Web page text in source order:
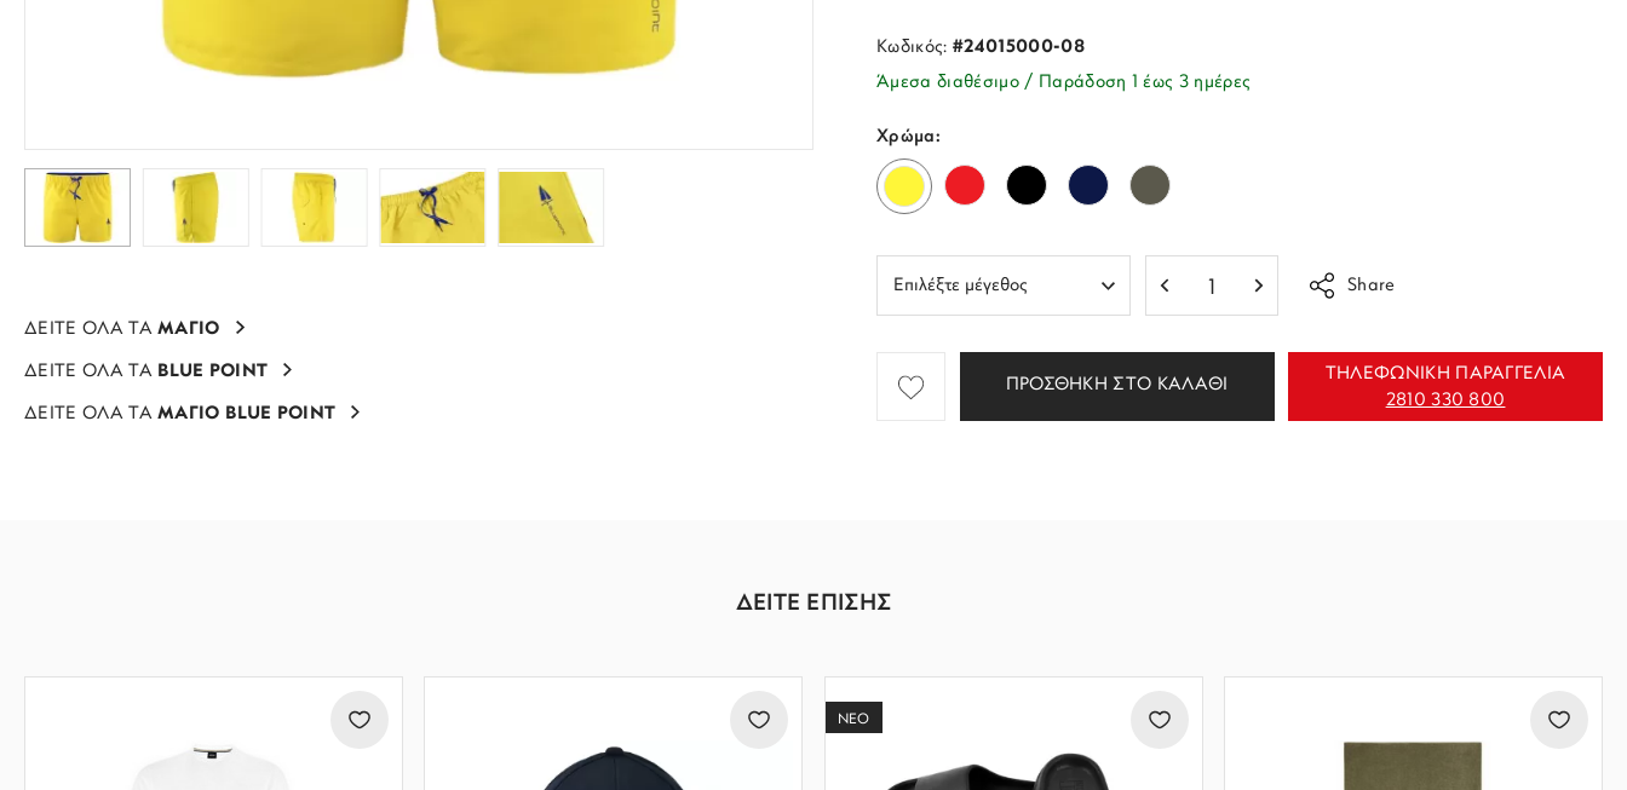
ΔΕΙΤΕ ΟΛΑ ΤΑΜΑΓΙΟ
ΔΕΙΤΕ ΟΛΑ ΤΑ BLUE POINT
ΔΕΙΤΕ ΟΛΑ ΤΑΜΑΓΙΟ BLUE POINT
Κωδικός:#24015000-08
Άμεσα διαθέσιμο / Παράδοση 1 έως 3 ημέρες
Χρώμα:
Share
ΠΡΟΣΘΗΚΗ ΣΤΟ ΚΑΛΑΘΙ
ΤΗΛΕΦΩΝΙΚΗ ΠΑΡΑΓΓΕΛΙΑ
2810 330 800
ΔΕΙΤΕ ΕΠΙΣΗΣ
ΝΕΟ